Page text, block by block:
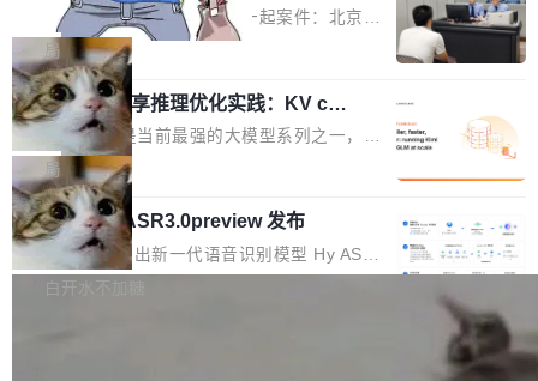
x / Windows / Harmony PC。 # macOS / Linu
x / Harmony PC curl -fsSL https://solon.noea
r.org/solon...
文窗口。随着项目规模的持续扩张与代码历史的
不断累积，代码仓中的模块关系、接口契约、业
务逻辑等关键信息往往分散于数十乃至数百个文
件之中，形成高度复杂的知识关联网络。传统的
代码检索手段（如关键词匹配、目录遍历）仅能
在语法层面完成文本定位，难以触及代码的语义
内涵与结构关联，导致开发者使用代码智能体在
理解大规模代码仓时面临显著"代码仓理解"瓶
颈。 代码仓深度理解服务（以下简称" CodeBas
e深度理解服务"）是华为云码道（CodeA...
师删光 89TB 数据只为干私活
最高人民检察院8月4日公布了一起案件：北京一
名90后算法工程师王某，为了给自己接的私活腾
服务器空间，删光了公司AI游戏部门的全部核心
数据。 王某2024年1月入职东城区某科技公司AI
短剧部门，有互联网大厂背景。在公司内部架构
调整期间，部门三次通知全员将数据从A集群迁
移到B集群，王某都回复了"收到"。 他没有迁移
数据。2024年9月3日下午4点，他使用此前登录
的账号密码进入A集群，输入了一条被程序员圈
称为"删库跑路"的命令——最高管理员权限、无
局
Cloudflare 分享推理优化实践：KV ca
che 量化 + 权重压缩，吞吐量提升 4
1%，成本降 30%
Kimi 和 GLM 是当前最强的大模型系列之一，但
它们有一个共同的问题：太吃显存了。月之暗面
的 Kimi K 系列和智谱的 GLM 都是长上下文、M
oE 架构的大模型，好用到让人上瘾，但 GPU 显
存永远不够用。 Cloudflare 的 Workers AI 团队
一直在跑这些模型的推理。他们在官方博客上发
局
腾讯混元 Hy ASR3.0preview 发布
腾讯混元正式推出新一代语音识别模型 Hy ASR
3.0preview。基于最新一代大语言模型 Hy3 的
白开水不加糖